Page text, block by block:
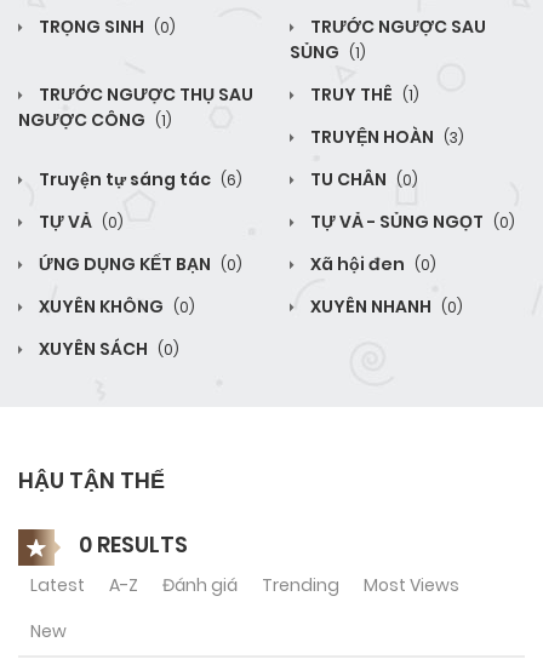
TRỌNG SINH (0)
TRƯỚC NGƯỢC SAU
SỦNG (1)
TRƯỚC NGƯỢC THỤ SAU
NGƯỢC CÔNG (1)
TRUY THÊ (1)
TRUYỆN HOÀN (3)
Truyện tự sáng tác (6) TU CHÂN (0)
TỰ VẢ (0) TỰ VẢ - SỦNG NGỌT (0)
ỨNG DỤNG KẾT BẠN (0) Xã hội đen (0)
XUYÊN KHÔNG (0) XUYÊN NHANH (0)
XUYÊN SÁCH (0)
HẬU TẬN THẾ
0 RESULTS
Latest A-Z Đánh giá Trending
Most Views
New